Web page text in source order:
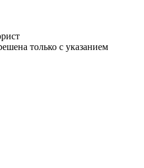
только с указанием